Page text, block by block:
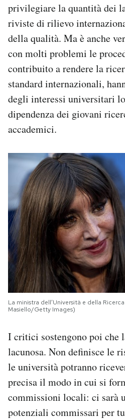
privilegiare la quantità dei
riviste di rilievo
della qualità. Ma è anche
con molti problemi le
contribuito a rendere la
standard internazionali,
degli interessi universitari
dipendenza dei giovani
accademici.
La ministra dell’Università e della
Masiello/Getty Images)
I critici sostengono poi che
lacunosa. Non definisce le
le università potranno
precisa il modo in cui si
commissioni locali: ci sarà
potenziali commissari per